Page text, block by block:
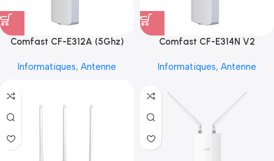
Comfast CF-E312A (5Ghz)
Informatiques, Antenne
Comfast CF-E314N V2
Informatiques, Antenne